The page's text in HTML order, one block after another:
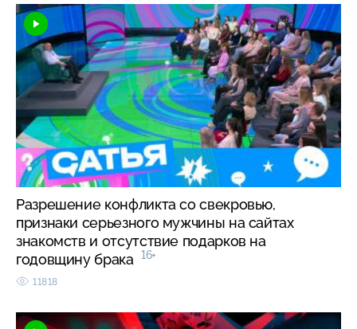
Разрешение конфликта со свекровью,
признаки серьезного мужчины на сайтах
знакомств и отсутствие подарков на
годовщину брака
16+
11818